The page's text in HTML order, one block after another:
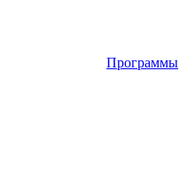
Программы